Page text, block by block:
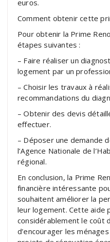
euros.
Comment obtenir cette
Pour obtenir la Prime
étapes suivantes :
– Faire réaliser un
logement par un
– Choisir les travaux à
recommandations du
– Obtenir des devis
effectuer.
– Déposer une demande
l’Agence Nationale de
régional.
En conclusion, la Prime
financière intéressante
souhaitent améliorer la
leur logement. Cette aide
considérablement le coût
d’encourager les